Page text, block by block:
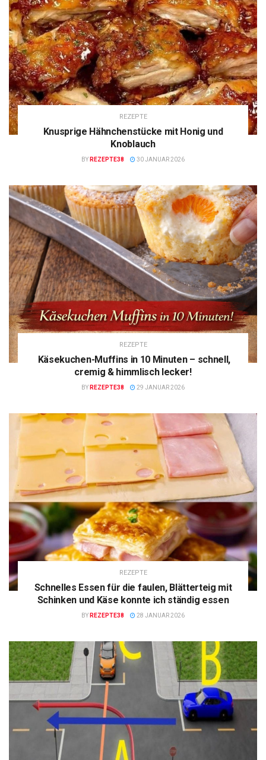
REZEPTE
Knusprige Hähnchenstücke mit Honig und
Knoblauch
BY REZEPTE38 30 JANUAR 2026
REZEPTE
Käsekuchen-Muffins in 10 Minuten – schnell,
cremig & himmlisch lecker!
BY REZEPTE38 29 JANUAR 2026
REZEPTE
Schnelles Essen für die faulen, Blätterteig mit
Schinken und Käse konnte ich ständig essen
BY REZEPTE38 28 JANUAR 2026